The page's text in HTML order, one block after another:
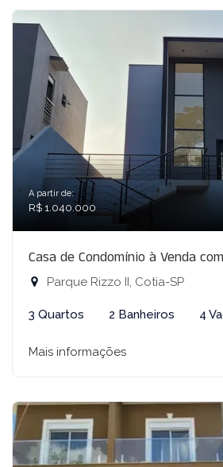
A partir de:
R$ 1.040.000
Casa de Condomínio à Venda
Parque Rizzo II, Cotia-SP
3 Quartos 2 Banheiros 4
Mais informações